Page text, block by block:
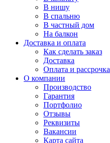
В нишу
В спальню
В частный дом
На балкон
Доставка и оплата
Как сделать заказ
Доставка
Оплата и рассрочка
О компании
Производство
Гарантия
Портфолио
Отзывы
Реквизиты
Вакансии
Карта сайта